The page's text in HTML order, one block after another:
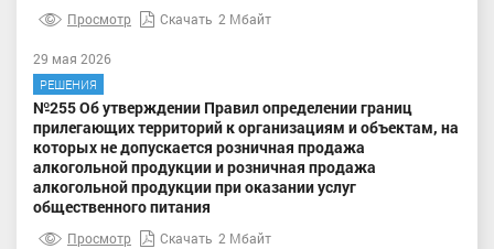
Просмотр Скачать 2 Мбайт
29 мая 2026
РЕШЕНИЯ
№255 Об утверждении Правил определении границ
прилегающих территорий к организациям и объектам, на
которых не допускается розничная продажа
алкогольной продукции и розничная продажа
алкогольной продукции при оказании услуг
общественного питания
Просмотр Скачать 2 Мбайт